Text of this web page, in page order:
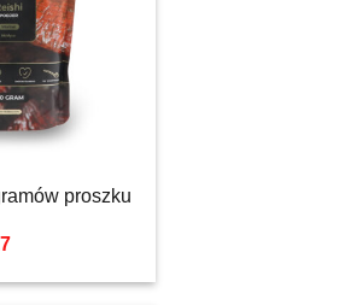
proszku
Aktualna
€20,27.